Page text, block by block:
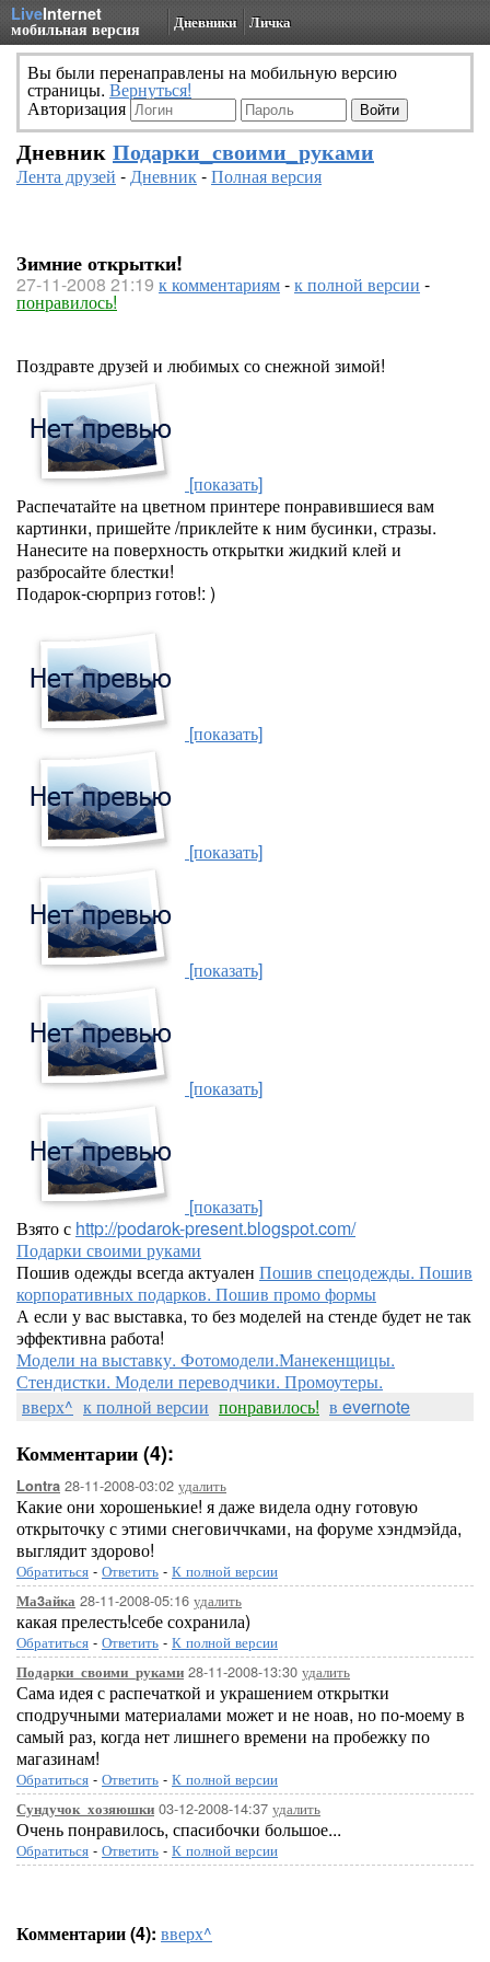
LiveInternet
мобильная версия Дневники Личка
Вы были перенаправлены на мобильную версию
страницы. Вернуться!
Авторизация
Дневник Подарки_своими_руками
Лента друзей -Дневник-Полная версия
Зимние открытки!
27-11-2008 21:19 к комментариям-к полной версии -
понравилось!
Поздравте друзей и любимых со снежной зимой!
[показать]
Распечатайте на цветном принтере понравившиеся вам
картинки, пришейте /приклейте к ним бусинки, стразы.
Нанесите на поверхность открытки жидкий клей и
разбросайте блестки!
Подарок-сюрприз готов!: )
[показать]
[показать]
[показать]
[показать]
[показать]
Взято с http://podarok-present.blogspot.com/
Подарки своими руками
Пошив одежды всегда актуален Пошив спецодежды. Пошив
корпоративных подарков. Пошив промо формы
А если у вас выставка, то без моделей на стенде будет не так
эффективна работа!
Модели на выставку. Фотомодели.Манекенщицы.
Стендистки. Модели переводчики. Промоутеры.
вверх^ к полной версии понравилось! в evernote
Комментарии (4):
Lontra 28-11-2008-03:02 удалить
Какие они хорошенькие! я даже видела одну готовую
открыточку с этими снеговиччками, на форуме хэндмэйда,
выглядит здорово!
Обратиться - Ответить - К полной версии
Ма3айка 28-11-2008-05:16 удалить
какая прелесть!себе сохранила)
Обратиться - Ответить - К полной версии
Подарки_своими_руками 28-11-2008-13:30 удалить
Сама идея с распечаткой и украшением открытки
сподручными материалами может и не ноав, но по-моему в
самый раз, когда нет лишнего времени на пробежку по
магазинам!
Обратиться - Ответить - К полной версии
Сундучок_хозяюшки 03-12-2008-14:37 удалить
Очень понравилось, спасибочки большое...
Обратиться - Ответить - К полной версии
Комментарии (4): вверх^